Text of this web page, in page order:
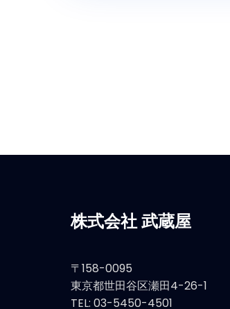
株式会社 武蔵屋
〒158-0095
東京都世田谷区瀬田4-26-1
TEL: 03-5450-4501